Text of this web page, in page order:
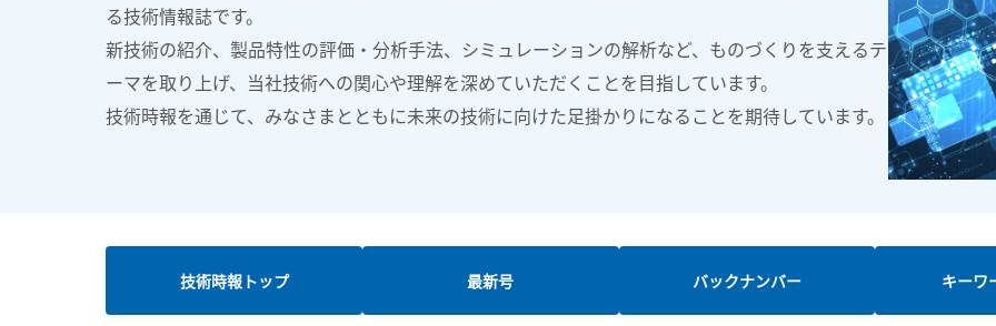
る技術情報誌です。
新技術の紹介、製品特性の評価・分析手法、シミュレーションの解析など、ものづくりを支えるテ
ーマを取り上げ、当社技術への関心や理解を深めていただくことを目指しています。
技術時報を通じて、みなさまとともに未来の技術に向けた足掛かりになることを期待しています。
技術時報トップ 最新号 バックナンバー キーワ